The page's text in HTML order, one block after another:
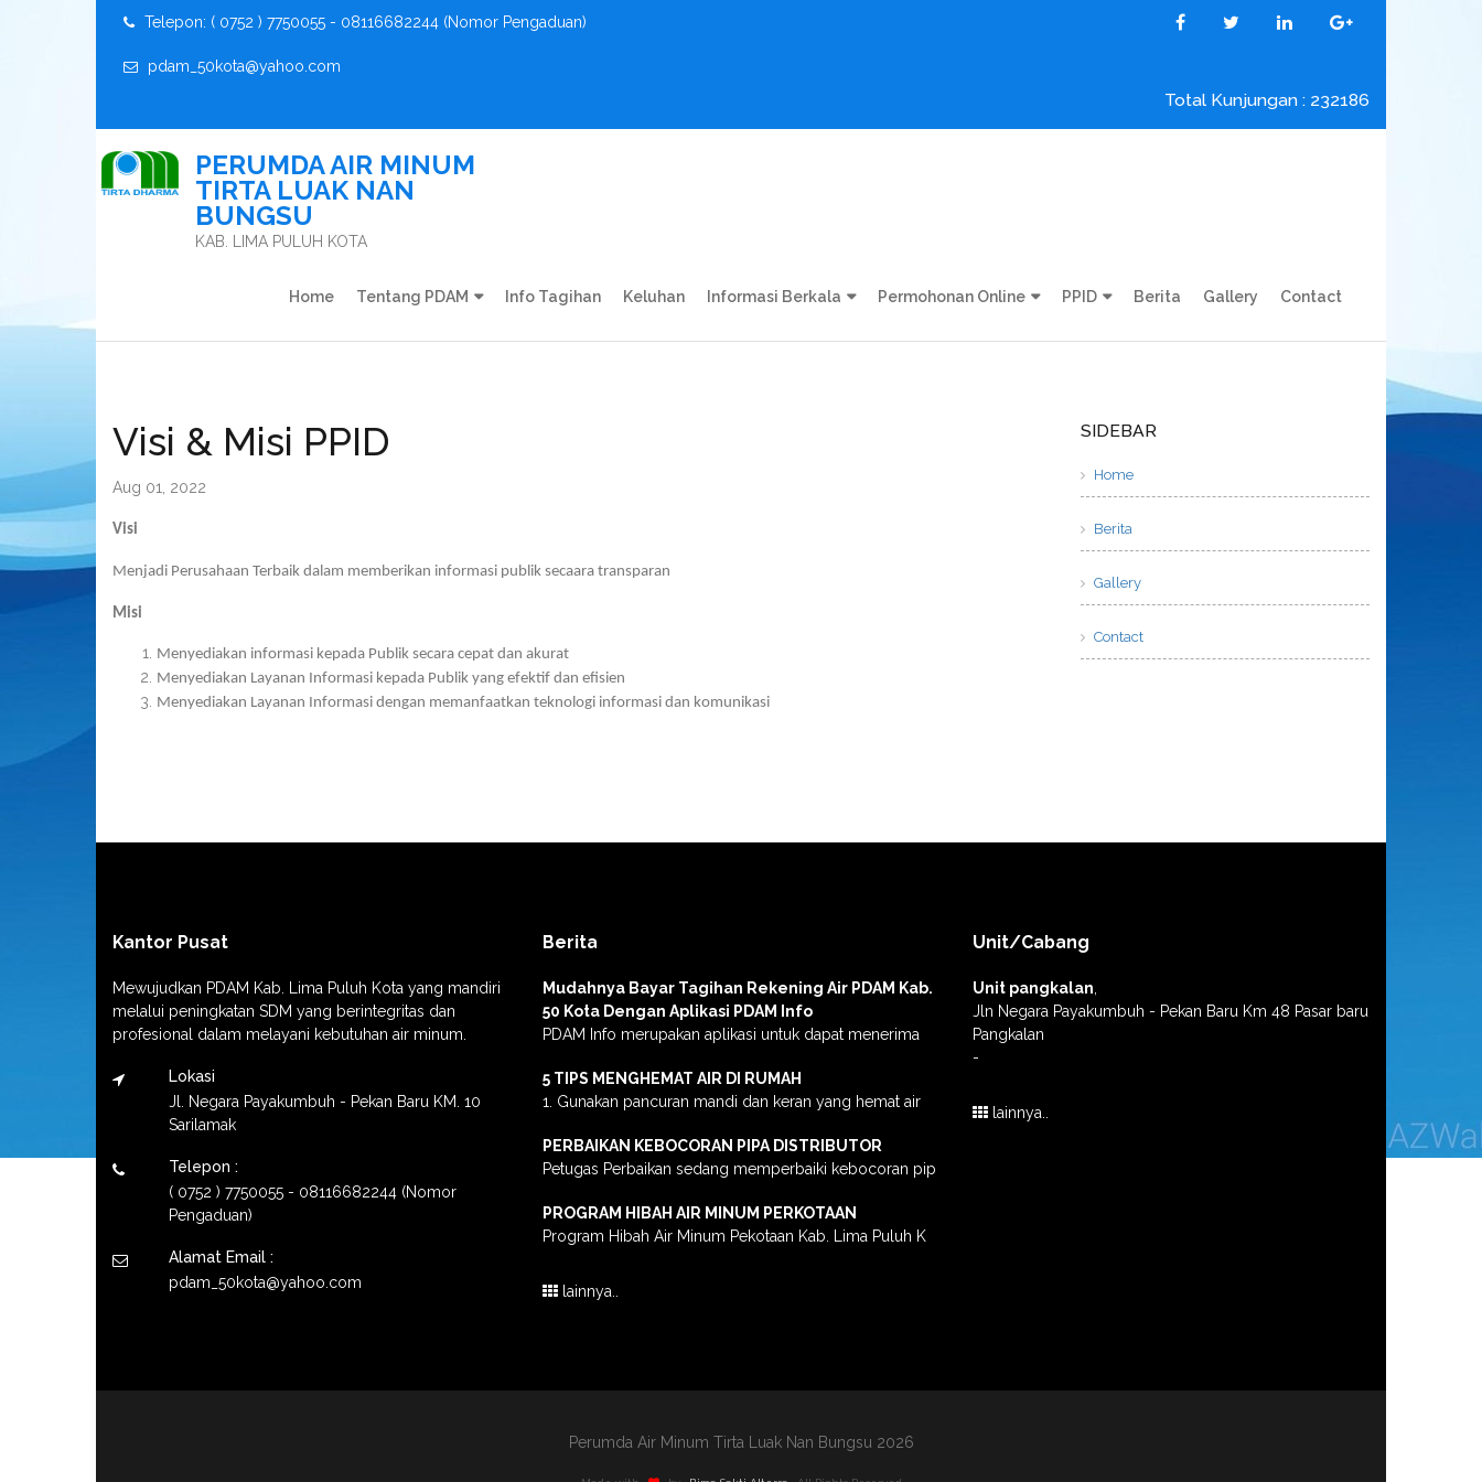
Telepon: ( 0752 ) 7750055 - 08116682244 (Nomor Pengaduan)
pdam_50kota@yahoo.com
Total Kunjungan : 232186
PERUMDA AIR MINUM
TIRTA LUAK NAN
BUNGSU
KAB. LIMA PULUH KOTA
Home Tentang PDAM Info Tagihan Keluhan Informasi Berkala Permohonan Online PPID Berita Gallery Contact
Visi & Misi PPID
Aug 01, 2022
Visi
Menjadi Perusahaan Terbaik dalam memberikan informasi publik secaara transparan
Misi
Menyediakan informasi kepada Publik secara cepat dan akurat
Menyediakan Layanan Informasi kepada Publik yang efektif dan efisien
Menyediakan Layanan Informasi dengan memanfaatkan teknologi informasi dan komunikasi
SIDEBAR
Home
Berita
Gallery
Contact
Kantor Pusat
Mewujudkan PDAM Kab. Lima Puluh Kota yang mandiri
melalui peningkatan SDM yang berintegritas dan
profesional dalam melayani kebutuhan air minum.
Lokasi
Jl. Negara Payakumbuh - Pekan Baru KM. 10
Sarilamak
Telepon :
( 0752 ) 7750055 - 08116682244 (Nomor
Pengaduan)
Alamat Email :
pdam_50kota@yahoo.com
Berita
Mudahnya Bayar Tagihan Rekening Air PDAM Kab.
50 Kota Dengan Aplikasi PDAM Info
PDAM Info merupakan aplikasi untuk dapat menerima
5 TIPS MENGHEMAT AIR DI RUMAH
1. Gunakan pancuran mandi dan keran yang hemat air
PERBAIKAN KEBOCORAN PIPA DISTRIBUTOR
Petugas Perbaikan sedang memperbaiki kebocoran pip
PROGRAM HIBAH AIR MINUM PERKOTAAN
Program Hibah Air Minum Pekotaan Kab. Lima Puluh K
lainnya..
Unit/Cabang
Unit pangkalan
Jln Negara Payakumbuh - Pekan Baru Km 48 Pasar baru
Pangkalan
-
lainnya..
Perumda Air Minum Tirta Luak Nan Bungsu 2026